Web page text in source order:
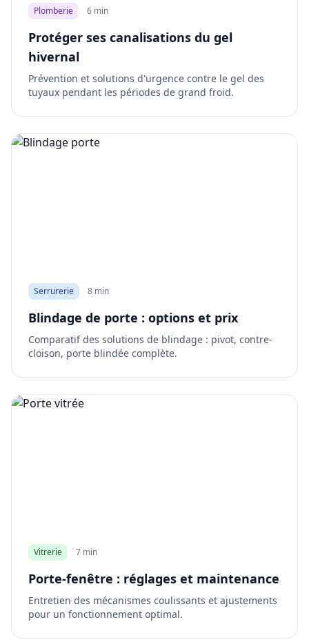
Plomberie 6 min
Protéger ses canalisations du gel
hivernal
Prévention et solutions d'urgence contre le gel des
tuyaux pendant les périodes de grand froid.
Serrurerie 8 min
Blindage de porte : options et prix
Comparatif des solutions de blindage : pivot, contre-
cloison, porte blindée complète.
Vitrerie 7 min
Porte-fenêtre : réglages et maintenance
Entretien des mécanismes coulissants et ajustements
pour un fonctionnement optimal.